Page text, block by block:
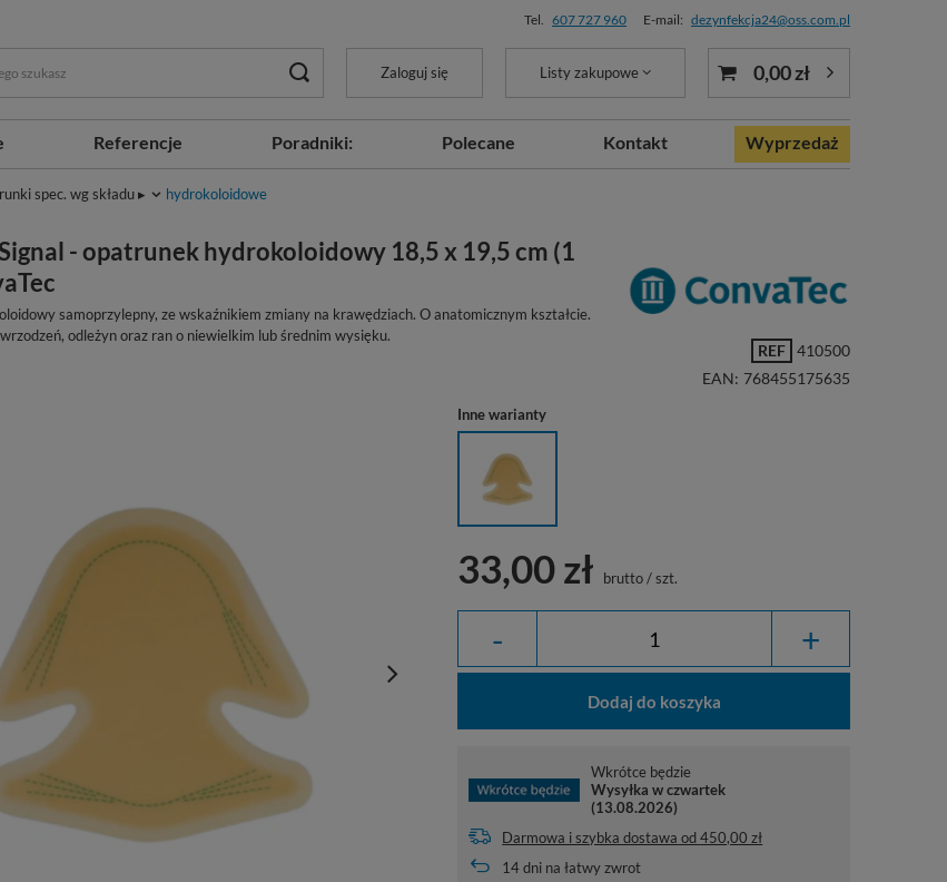
Tel. 607 727 960 E-mail: dezynfekcja24@oss.com.pl
Zaloguj się Listy zakupowe 0,00 zł
Referencje Poradniki: Polecane Kontakt Wyprzedaż
spec. wg składu ▸ hydrokoloidowe
- opatrunek hydrokoloidowy 18,5 x 19,5 cm (1
samoprzylepny, ze wskaźnikiem zmiany na krawędziach. O anatomicznym kształcie.
odleżyn oraz ran o niewielkim lub średnim wysięku.
REF 410500
EAN: 768455175635
Inne warianty
33,00 zł brutto/szt.
- +
Dodaj do koszyka
Wkrótce będzie
Wysyłkaw czwartek
(13.08.2026)
Darmowa i szybka dostawa od450,00 zł
14dni na łatwy zwrot